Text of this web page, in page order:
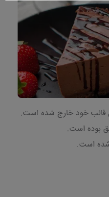
قالب خود خارج شده است.
بوده است.
شده است.